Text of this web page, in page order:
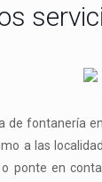
fontanería
a las
ponte en